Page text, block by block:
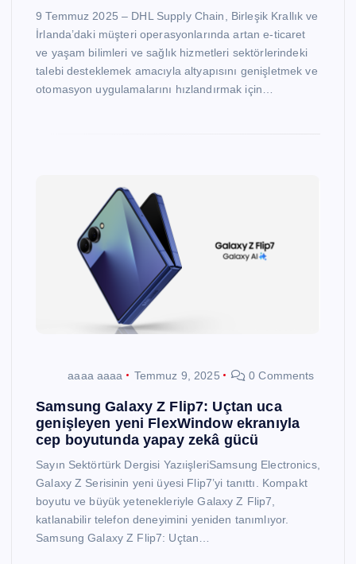
9 Temmuz 2025 – DHL Supply Chain, Birleşik Krallık ve
İrlanda’daki müşteri operasyonlarında artan e-ticaret
ve yaşam bilimleri ve sağlık hizmetleri sektörlerindeki
talebi desteklemek amacıyla altyapısını genişletmek ve
otomasyon uygulamalarını hızlandırmak için…
aaaa aaaa Temmuz 9, 2025 0 Comments
Samsung Galaxy Z Flip7: Uçtan uca
genişleyen yeni FlexWindow ekranıyla
cep boyutunda yapay zekâ gücü
Sayın Sektörtürk Dergisi YazıişleriSamsung Electronics,
Galaxy Z Serisinin yeni üyesi Flip7’yi tanıttı. Kompakt
boyutu ve büyük yetenekleriyle Galaxy Z Flip7,
katlanabilir telefon deneyimini yeniden tanımlıyor.
Samsung Galaxy Z Flip7: Uçtan…